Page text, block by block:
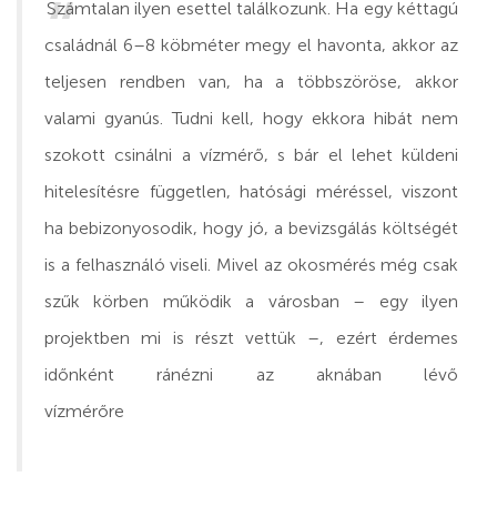
Számtalan ilyen esettel találkozunk. Ha egy kéttagú
családnál 6–8 köbméter megy el havonta, akkor az
teljesen rendben van, ha a többszöröse, akkor
valami gyanús. Tudni kell, hogy ekkora hibát nem
szokott csinálni a vízmérő, s bár el lehet küldeni
hitelesítésre független, hatósági méréssel, viszont
ha bebizonyosodik, hogy jó, a bevizsgálás költségét
is a felhasználó viseli. Mivel az okosmérés még csak
szűk körben működik a városban – egy ilyen
projektben mi is részt vettük –, ezért érdemes
időnként ránézni az aknában lévő
vízmérőre